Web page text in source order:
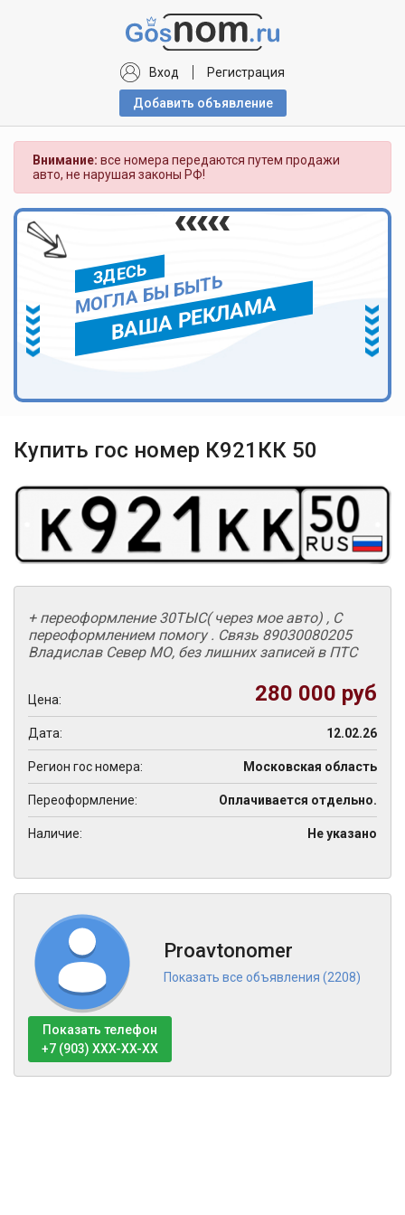
Вход Регистрация
Добавить объявлениe
Внимание: все номера передаются путем продажи
авто, не нарушая законы РФ!
ЗДЕСЬ
МОГЛА БЫ БЫТЬ
ВАША РЕКЛАМА
Купить гос номер К921КК 50
+ переоформление 30ТЫС( через мое авто) , С
переоформлением помогу . Связь 89030080205
Владислав Север МО, без лишних записей в ПТС
Цена: 280 000 руб
Дата: 12.02.26
Регион гос номера: Московская область
Переоформление: Оплачивается отдельно.
Наличие: Не указано
Proavtonomer
Показать все объявления (2208)
Показать телефон
+7 (903) XXX-XX-XX